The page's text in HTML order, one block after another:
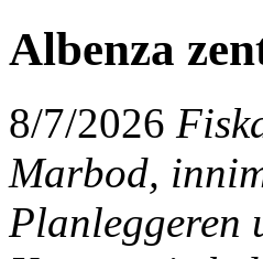
Albenza
8/7/2026
Marbod,
Planleggeren